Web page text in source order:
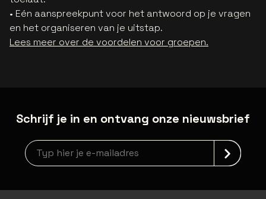
• Eén aanspreekpunt voor het antwoord op je vragen
en het organiseren van je uitstap.
Lees meer over de voordelen voor groepen.
Schrijf je in en ontvang onze nieuwsbrief
Nieuwsbrief aanmelding